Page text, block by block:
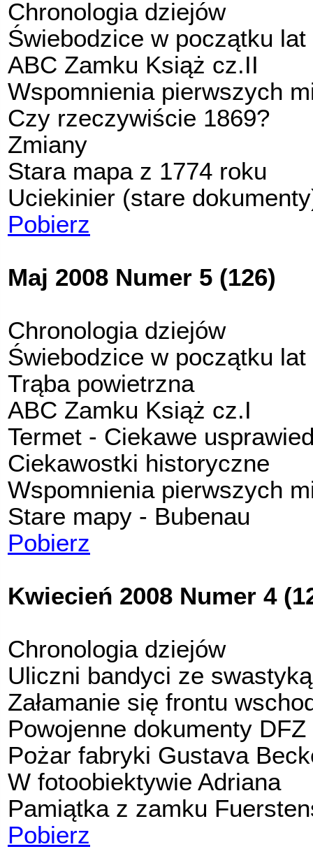
Chronologia dziejów
Świebodzice w początku
ABC Zamku Książ cz.II
Wspomnienia pierwszych
Czy rzeczywiście 1869?
Zmiany
Stara mapa z 1774 roku
Uciekinier (stare
Pobierz
Maj 2008 Numer 5 (126)
Chronologia dziejów
Świebodzice w początku
Trąba powietrzna
ABC Zamku Książ cz.I
Termet - Ciekawe
Ciekawostki historyczne
Wspomnienia pierwszych
Stare mapy - Bubenau
Pobierz
Kwiecień 2008 Numer 4
Chronologia dziejów
Uliczni bandyci ze swastyką
Załamanie się frontu
Powojenne dokumenty
Pożar fabryki Gustava
W fotoobiektywie Adriana
Pamiątka z zamku
Pobierz